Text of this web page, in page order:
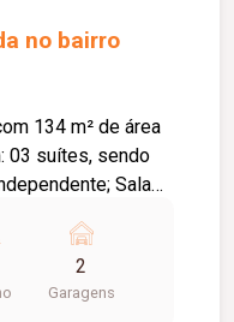
mais
no bairro
134 m² de área
Sala
e integrada;
para roupeiro;
de garagem
2
Garagens